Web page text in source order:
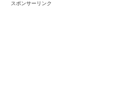
スポンサーリンク